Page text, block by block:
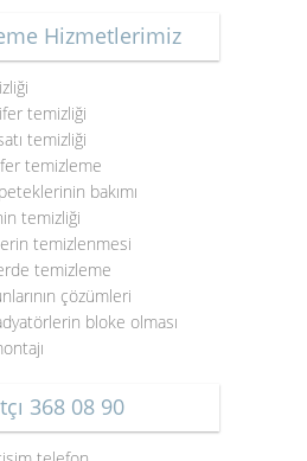
Hizmetlerimiz
temizliği
temizliği
temizleme
bakımı
temizliği
temizlenmesi
temizleme
çözümleri
bloke olması
368 08 90